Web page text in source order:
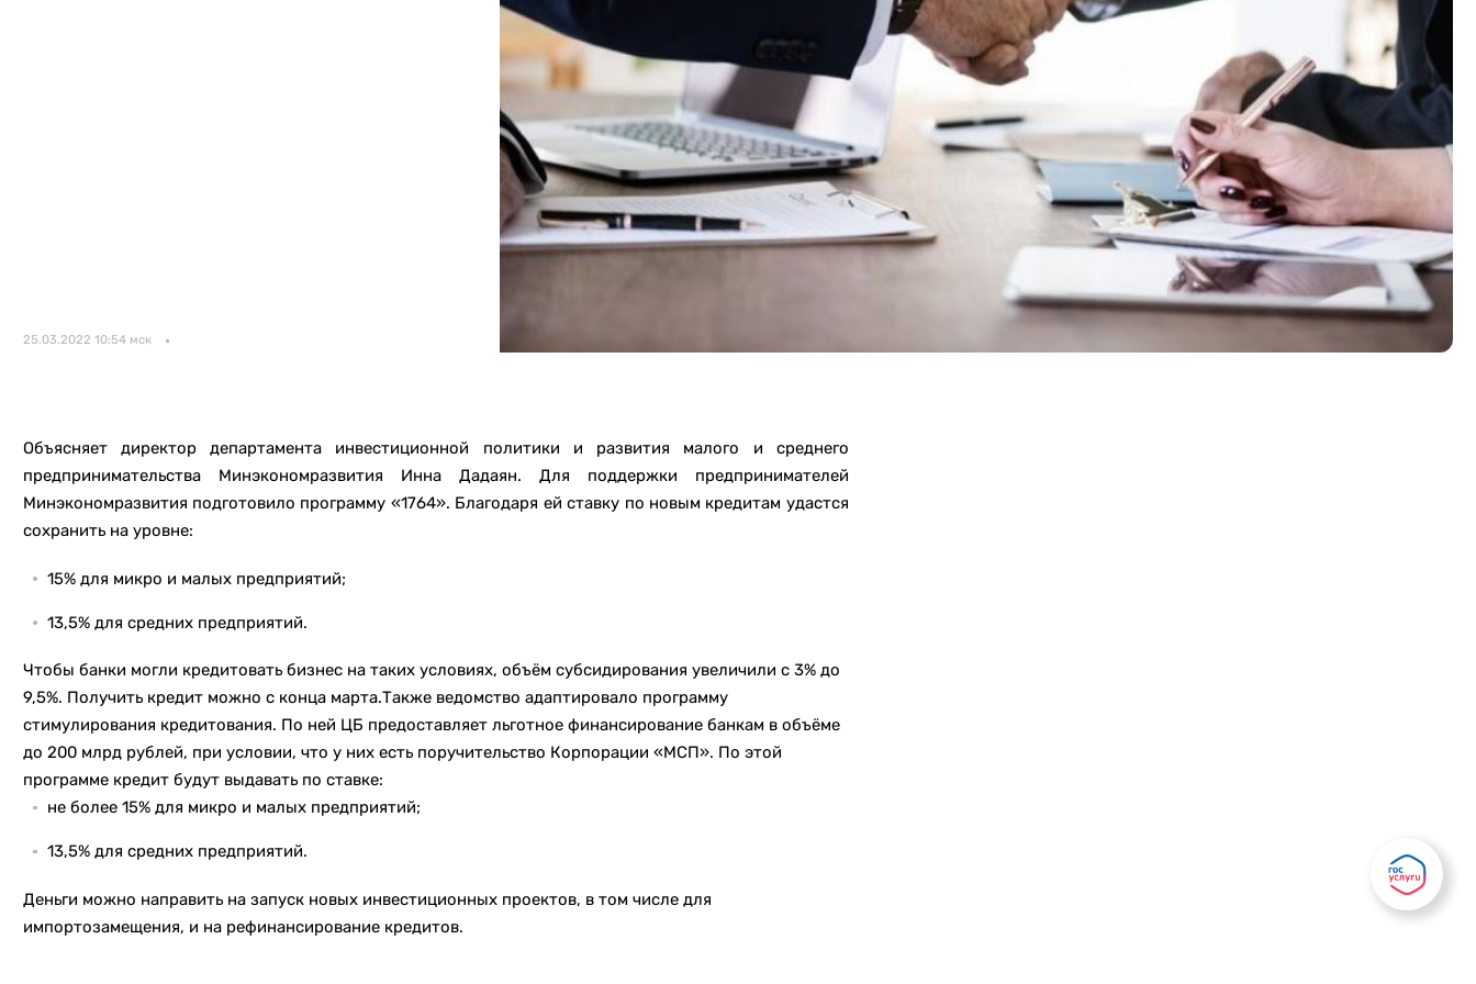
25.03.2022 10:54 мск
Объясняет директор департамента инвестиционной политики и развития малого и среднего
предпринимательства Минэкономразвития Инна Дадаян. Для поддержки предпринимателей
Минэкономразвития подготовило программу «1764». Благодаря ей ставку по новым кредитам удастся
сохранить на уровне:
15% для микро и малых предприятий;
13,5% для средних предприятий.
Чтобы банки могли кредитовать бизнес на таких условиях, объём субсидирования увеличили с 3% до
9,5%. Получить кредит можно с конца марта.Также ведомство адаптировало программу
стимулирования кредитования. По ней ЦБ предоставляет льготное финансирование банкам в объёме
до 200 млрд рублей, при условии, что у них есть поручительство Корпорации «МСП». По этой
программе кредит будут выдавать по ставке:
не более 15% для микро и малых предприятий;
13,5% для средних предприятий.
Деньги можно направить на запуск новых инвестиционных проектов, в том числе для
импортозамещения, и на рефинансирование кредитов.